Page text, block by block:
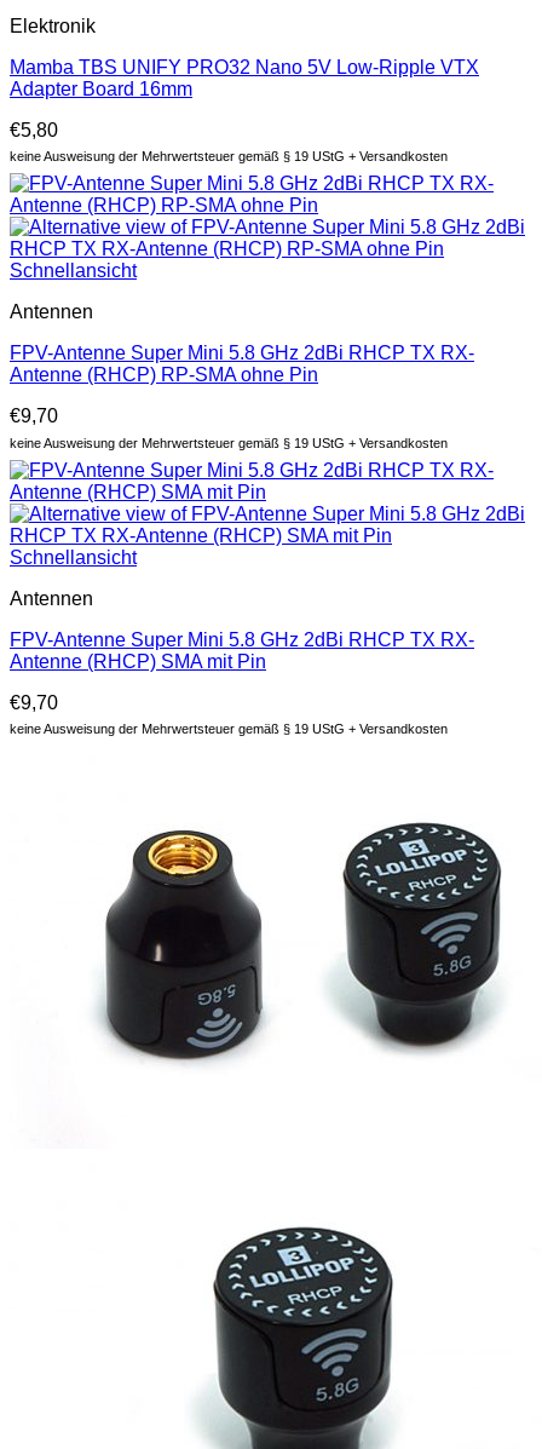
Elektronik
Mamba TBS UNIFY PRO32 Nano 5V Low-Ripple VTX
Adapter Board 16mm
€5,80
keine Ausweisung der Mehrwertsteuer gemäß § 19 UStG + Versandkosten
Schnellansicht
Antennen
FPV-Antenne Super Mini 5.8 GHz 2dBi RHCP TX RX-
Antenne (RHCP) RP-SMA ohne Pin
€9,70
keine Ausweisung der Mehrwertsteuer gemäß § 19 UStG + Versandkosten
Schnellansicht
Antennen
FPV-Antenne Super Mini 5.8 GHz 2dBi RHCP TX RX-
Antenne (RHCP) SMA mit Pin
€9,70
keine Ausweisung der Mehrwertsteuer gemäß § 19 UStG + Versandkosten